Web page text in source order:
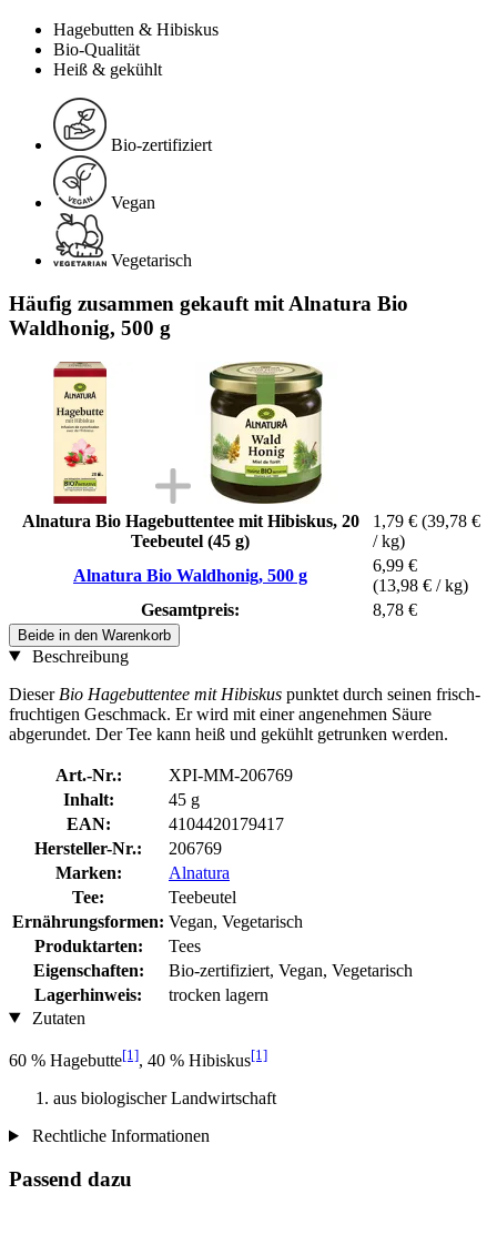
Hagebutten & Hibiskus
Bio-Qualität
Heiß & gekühlt
Bio-zertifiziert
Vegan
Vegetarisch
Häufig zusammen gekauft mit Alnatura Bio
Waldhonig, 500 g
Alnatura Bio Hagebuttentee mit Hibiskus, 20
Teebeutel (45 g)
1,79 € (39,78 €
/ kg)
Alnatura Bio Waldhonig, 500 g
6,99 €
(13,98 € / kg)
Gesamtpreis:
8,78 €
Beide in den Warenkorb
Beschreibung
Dieser Bio Hagebuttentee mit Hibiskus punktet durch seinen frisch-
fruchtigen Geschmack. Er wird mit einer angenehmen Säure
abgerundet. Der Tee kann heiß und gekühlt getrunken werden.
Art.-Nr.:
XPI-MM-206769
Inhalt:
45 g
EAN:
4104420179417
Hersteller-Nr.:
206769
Marken:
Alnatura
Tee:
Teebeutel
Ernährungsformen: Vegan, Vegetarisch
Produktarten:
Tees
Eigenschaften:
Bio-zertifiziert, Vegan, Vegetarisch
Lagerhinweis:
trocken lagern
Zutaten
60 % Hagebutte[1], 40 % Hibiskus[1]
aus biologischer Landwirtschaft
Rechtliche Informationen
Passend dazu